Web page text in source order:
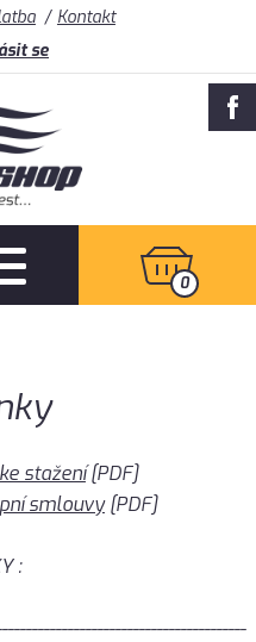
Kontakt
se
0
stažení[PDF]
smlouvy[PDF]
: